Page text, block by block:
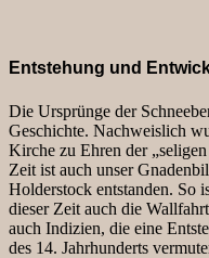
Entstehung und
Die Ursprünge der
Geschichte. Nachweislich
Kirche zu Ehren der
Zeit ist auch unser
Holderstock entstanden. So
dieser Zeit auch die
auch Indizien, die eine
des 14. Jahrhunderts